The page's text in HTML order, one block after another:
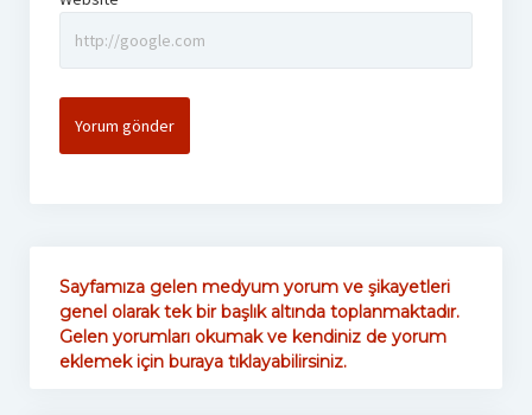
Sayfamıza gelen medyum yorum ve şikayetleri
genel olarak tek bir başlık altında toplanmaktadır.
Gelen yorumları okumak ve kendiniz de yorum
eklemek için buraya tıklayabilirsiniz.